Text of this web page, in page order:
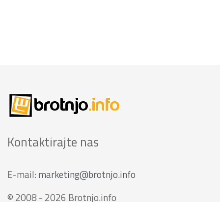
Kontaktirajte nas
E-mail: marketing@brotnjo.info
© 2008 - 2026 Brotnjo.info